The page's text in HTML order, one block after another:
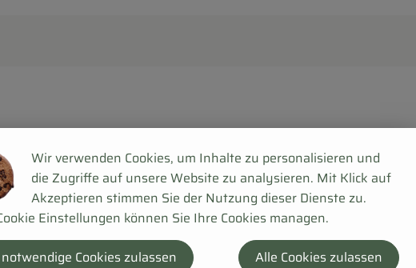
Wir verwenden Cookies, um Inhalte zu personalisieren und
die Zugriffe auf unsere Website zu analysieren. Mit Klick auf
Akzeptieren stimmen Sie der Nutzung dieser Dienste zu.
Einstellungen können Sie Ihre Cookies managen.
Cookies zulassen Alle Cookies zulassen